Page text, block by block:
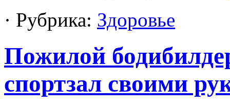
· Рубрика: Здоровье
Пожилой
спортзал своими